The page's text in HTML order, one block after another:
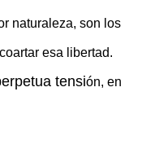
naturaleza, son los
esa libertad.
tensión, en